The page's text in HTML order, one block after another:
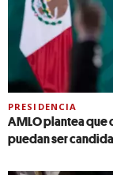
PRESIDENCIA
AMLO plantea que
puedan ser